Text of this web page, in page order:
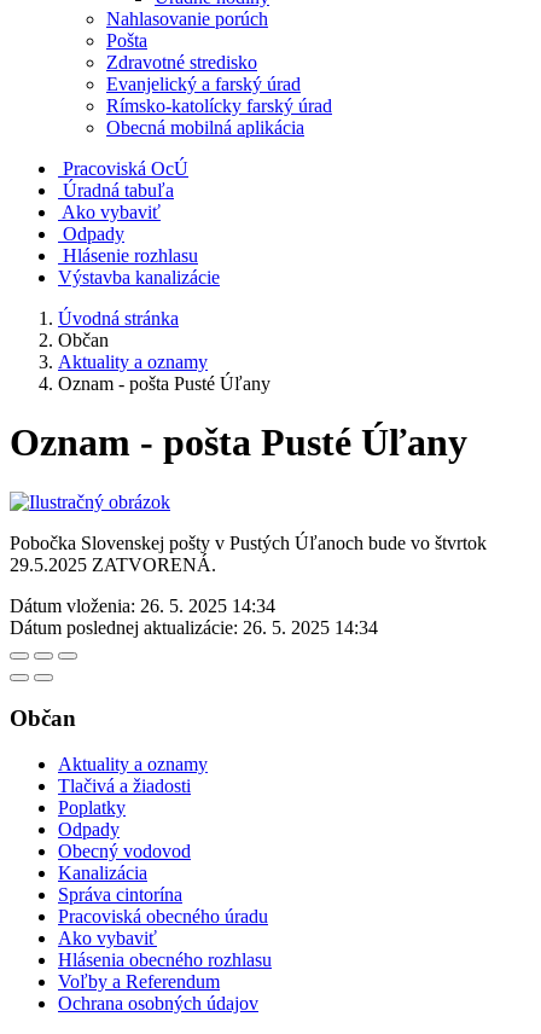
Nahlasovanie porúch
Pošta
Zdravotné stredisko
Evanjelický a farský úrad
Rímsko-katolícky farský úrad
Obecná mobilná aplikácia
Pracoviská OcÚ
Úradná tabuľa
Ako vybaviť
Odpady
Hlásenie rozhlasu
Výstavba kanalizácie
Úvodná stránka
Občan
Aktuality a oznamy
Oznam - pošta Pusté Úľany
Oznam - pošta Pusté Úľany
Pobočka Slovenskej pošty v Pustých Úľanoch bude vo štvrtok
29.5.2025 ZATVORENÁ.
Dátum vloženia: 26. 5. 2025 14:34
Dátum poslednej aktualizácie: 26. 5. 2025 14:34
Občan
Aktuality a oznamy
Tlačivá a žiadosti
Poplatky
Odpady
Obecný vodovod
Kanalizácia
Správa cintorína
Pracoviská obecného úradu
Ako vybaviť
Hlásenia obecného rozhlasu
Voľby a Referendum
Ochrana osobných údajov